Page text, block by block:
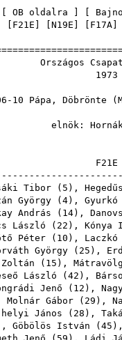
OB oldalra
F21E N19E F17A
Döbrönte
Tibor ( 5 ),
György ( 4),
András ( 14),
László ( 22 ), Kónya
Péter ( 10 ), Laczkó
György ( 25 ),
( 15 ),
László ( 42 ),
Jenő ( 12 ),
Molnár Gábor ( 29 ),
János ( 28 ),
Göbölös István ( 45